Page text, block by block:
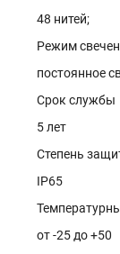
48 нитей;
Режим
постоянное
Срок службы
5 лет
Степень
IP65
от -25 до +50